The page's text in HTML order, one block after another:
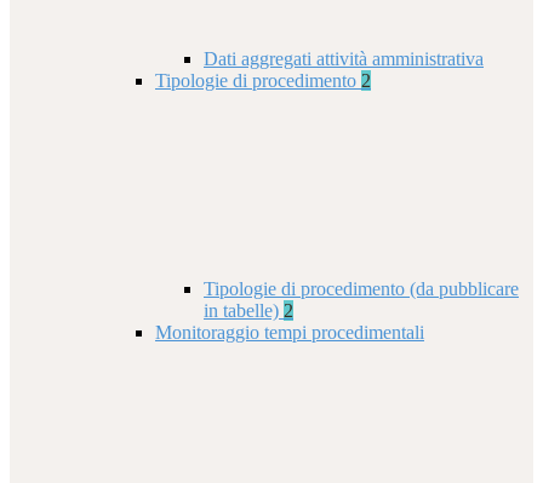
Dati aggregati attività amministrativa
Tipologie di procedimento 2
Tipologie di procedimento (da pubblicare
in tabelle) 2
Monitoraggio tempi procedimentali